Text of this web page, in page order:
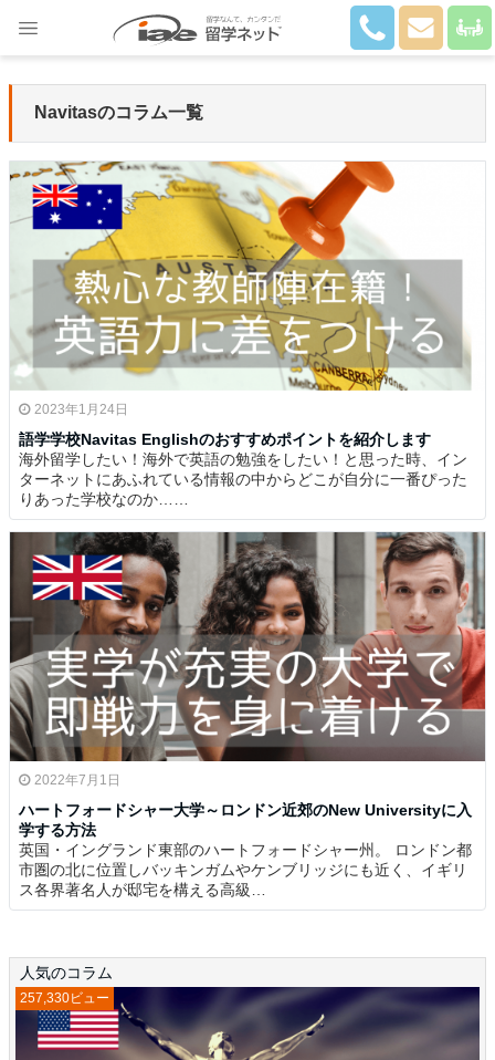
Navitasのコラム一覧
2023年1月24日
語学学校Navitas Englishのおすすめポイントを紹介します
海外留学したい！海外で英語の勉強をしたい！と思った時、イン
ターネットにあふれている情報の中からどこが自分に一番ぴった
りあった学校なのか……
2022年7月1日
ハートフォードシャー大学～ロンドン近郊のNew Universityに入
学する方法
英国・イングランド東部のハートフォードシャー州。 ロンドン都
市圏の北に位置しバッキンガムやケンブリッジにも近く、イギリ
ス各界著名人が邸宅を構える高級…
人気のコラム
257,330ビュー